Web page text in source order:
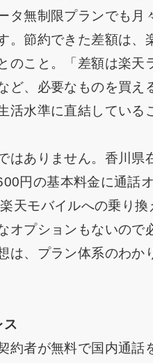
タ無制限プランでも
。節約できた差額は、
のこと。「差額は楽天
、必要なものを買え
水準に直結している
はありません。香川県
円の基本料金に通話
天モバイルへの乗り換
オプションもないので
は、プラン体系のわか
約者が無料で国内通話